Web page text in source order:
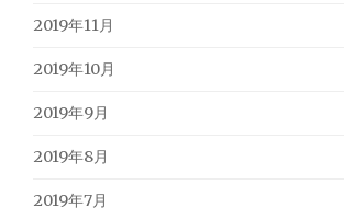
2019年11月
2019年10月
2019年9月
2019年8月
2019年7月